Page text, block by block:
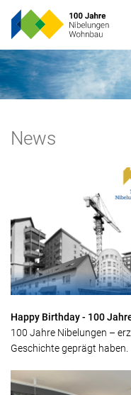
News
Happy Birthday - 100
100 Jahre Nibelungen –
Geschichte geprägt haben.